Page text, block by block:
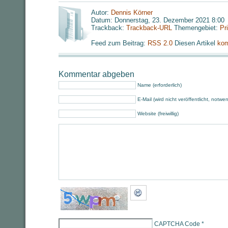
Autor: Dennis Körner
Datum: Donnerstag, 23. Dezember 2021 8:00
Trackback: Trackback-URL Themengebiet:
Feed zum Beitrag: RSS 2.0 Diesen Artikel
Kommentar abgeben
Name (erforderlich)
E-Mail (wird nicht veröffentlicht,
Website (freiwillig)
CAPTCHA Code *